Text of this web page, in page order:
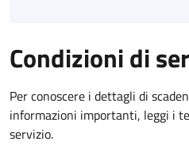
Condizioni di
Per conoscere i dettagli di
informazioni importanti, leggi i
servizio.